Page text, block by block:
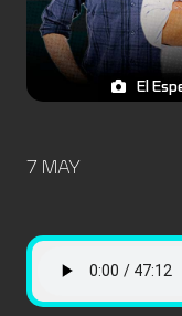
El
7 MAY